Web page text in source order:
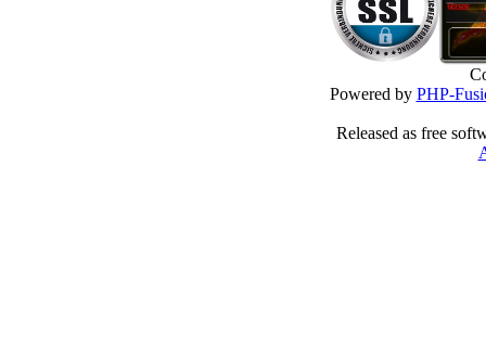
Powered by PHP-
Released as free